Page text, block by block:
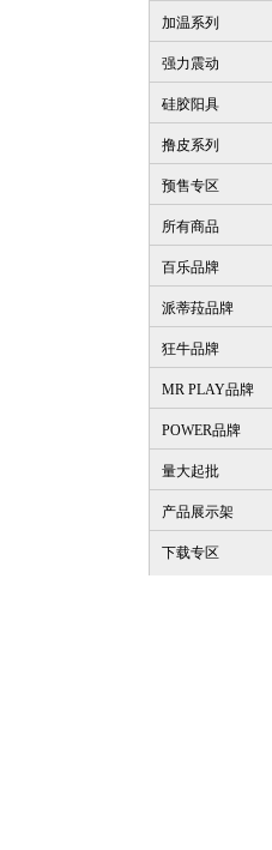
加温系列
强力震动
硅胶阳具
撸皮系列
预售专区
所有商品
百乐品牌
派蒂菈品牌
狂牛品牌
MR PLAY品牌
POWER品牌
量大起批
产品展示架
下载专区